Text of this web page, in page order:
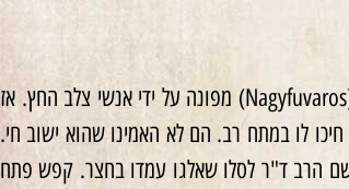
בסוף דצמבר הלמה בשורה טלפונית מחרידה ביושבי משרד ההצלה ברחוב בארוש: בית הילדים ברחוב נאג' פוברוש (Nagyfuvaros) מפונה על ידי אנשי צלב החץ. אז
לו במתח רב. הם לא האמינו שהוא ישוב חי.
הרב ד"ר לסלו שאלגו עמדו בחצר. קפש פתח